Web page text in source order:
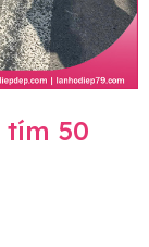
tím 50